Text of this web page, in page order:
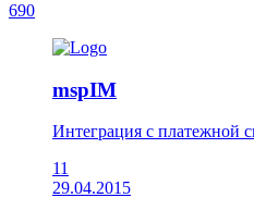
690
mspIM
Интеграция с платежной
11
29.04.2015